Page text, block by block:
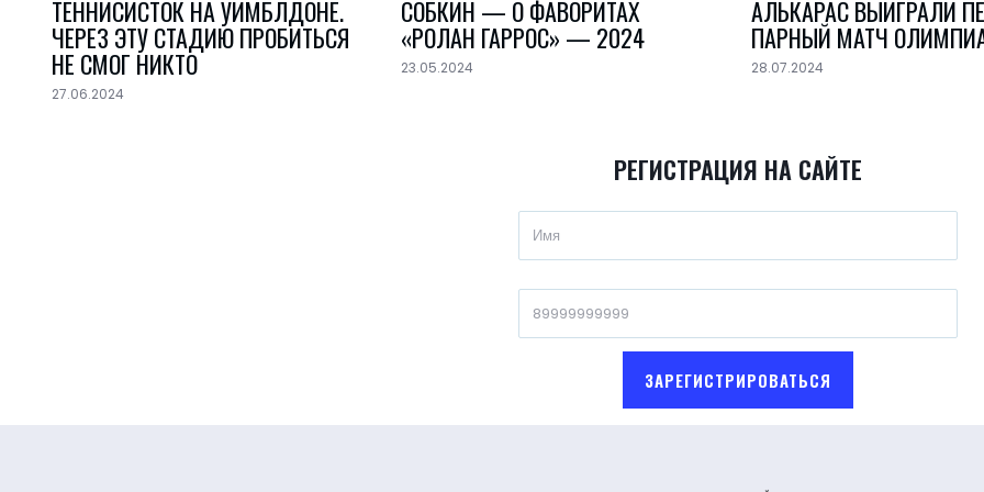
ТЕННИСИСТОК НА УИМБЛДОНЕ.
ЧЕРЕЗ ЭТУ СТАДИЮ ПРОБИТЬСЯ
НЕ СМОГ НИКТО
27.06.2024
СОБКИН — О ФАВОРИТАХ
«РОЛАН ГАРРОС» — 2024
23.05.2024
АЛЬКАРАС ВЫИГРАЛИ
ПАРНЫЙ МАТЧ
28.07.2024
РЕГИСТРАЦИЯ НА САЙТЕ
ЗАРЕГИСТРИРОВАТЬСЯ